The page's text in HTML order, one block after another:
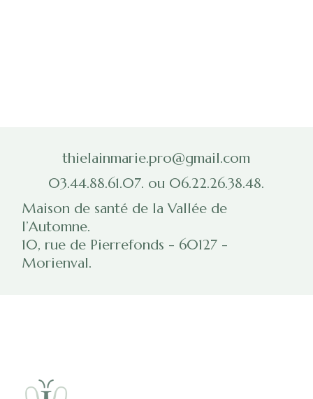
thielainmarie.pro@gmail.com
03.44.88.61.07. ou 06.22.26.38.48.
Maison de santé de la Vallée de
l’Automne.
10, rue de Pierrefonds - 60127 -
Morienval.